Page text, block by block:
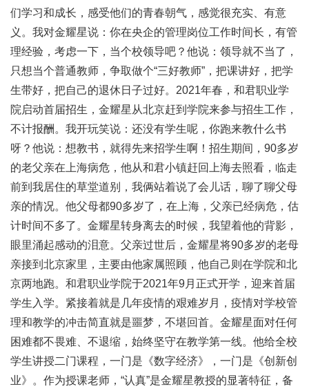
们学习和成长，感受他们的青春朝气，感觉很充实、有意
义。我对金耀星说：你在央企的管理岗位工作时间长，有管
理经验，考虑一下，当个校领导吧？他说：领导就不当了，
只想当个普通教师，争取做个“三好教师”，把课讲好，把学
生带好，把自己的退休日子过好。2021年春，和君职业学
院启动首届招生，金耀星从北京赶到学院来参与招生工作，
不计报酬。我开玩笑说：还没有学生呢，你跑来教什么书
呀？他说：想教书，就得先来招学生啊！招生期间，90多岁
的老父亲在上海病危，他从和君小镇赶回上海去照看，临走
前到我居住的草堂道别，我俩站着说了会儿话，聊了聊父母
亲的情况。他父母都90多岁了，在上海，父亲已经病危，估
计时间不多了。金耀星转身离去的时候，我望着他的背影，
眼里涌起感动的泪意。父亲过世后，金耀星将90多岁的老母
亲接到北京家里，主要由他家属照顾，他自己则在学院和北
京两地跑。和君职业学院于2021年9月正式开学，迎来首届
学生入学。紧接着就是几年疫情的艰难岁月，疫情对学校管
理和教学的冲击简直就是噩梦，不堪回首。金耀星面对任何
困难都不畏难、不退缩，始终坚守在教学第一线。他给全校
学生讲授二门课程，一门是《数字经济》，一门是《创新创
业》。作为授课老师，“认真”是金耀星教授的显著特征，备